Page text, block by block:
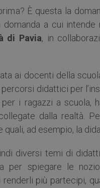
È questa la
a cui intende
di Pavia, in
ai docenti della
didattici per
i ragazzi a scuola,
dalla realtà.
ad esempio, la
diversi temi di
per spiegare le
renderli più partecipi,